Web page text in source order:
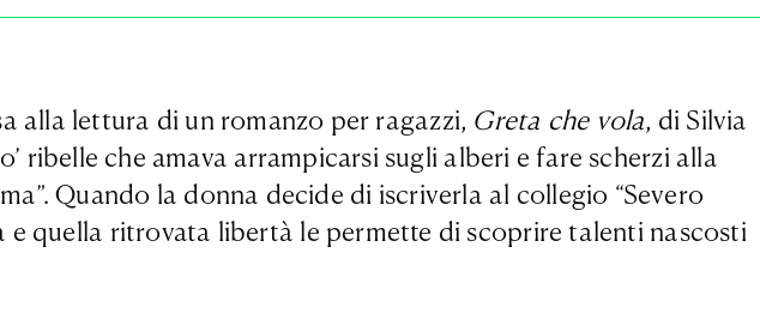
alla lettura di un romanzo per ragazzi, Greta che vola, di Silvia
ribelle che amava arrampicarsi sugli alberi e fare scherzi alla
Quando la donna decide di iscriverla al collegio “Severo
e quella ritrovata libertà le permette di scoprire talenti nascosti